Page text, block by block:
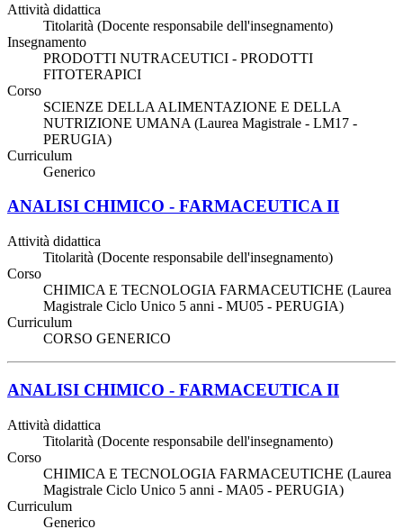
Attività didattica
Titolarità (Docente responsabile dell'insegnamento)
Insegnamento
PRODOTTI NUTRACEUTICI - PRODOTTI
FITOTERAPICI
Corso
SCIENZE DELLA ALIMENTAZIONE E DELLA
NUTRIZIONE UMANA (Laurea Magistrale - LM17 -
PERUGIA)
Curriculum
Generico
ANALISI CHIMICO - FARMACEUTICA II
Attività didattica
Titolarità (Docente responsabile dell'insegnamento)
Corso
CHIMICA E TECNOLOGIA FARMACEUTICHE (Laurea
Magistrale Ciclo Unico 5 anni - MU05 - PERUGIA)
Curriculum
CORSO GENERICO
ANALISI CHIMICO - FARMACEUTICA II
Attività didattica
Titolarità (Docente responsabile dell'insegnamento)
Corso
CHIMICA E TECNOLOGIA FARMACEUTICHE (Laurea
Magistrale Ciclo Unico 5 anni - MA05 - PERUGIA)
Curriculum
Generico